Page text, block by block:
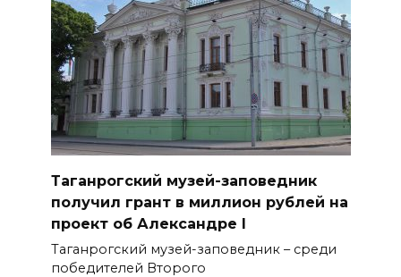
Таганрогский музей-заповедник
получил грант в миллион рублей на
проект об Александре I
Таганрогский музей-заповедник – среди
победителей Второго